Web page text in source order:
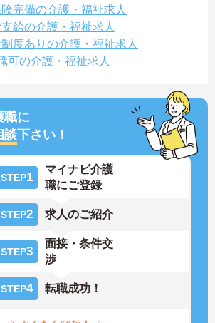
完備の介護・福祉求人
給の介護・福祉求人
度ありの介護・福祉求人
可の介護・福祉求人
職に
談下さい！
STEP1
マイナビ介護
職にご登録
STEP2 求人のご紹介
STEP3
面接・条件交
渉
STEP4 転職成功！